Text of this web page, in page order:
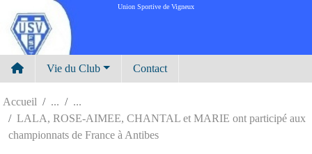
Union Sportive de Vigneux
Vie du Club Contact
Accueil
LALA, ROSE-AIMEE, CHANTAL et MARIE ont participé aux
championnats de France à Antibes
Panneau de gestion des cookies